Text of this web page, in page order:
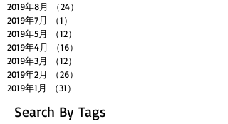
2019年8月
（24）
2019年7月
（1）
2019年5月
（12）
2019年4月
（16）
2019年3月
（12）
2019年2月
（26）
2019年1月
（31）
Search By Tags